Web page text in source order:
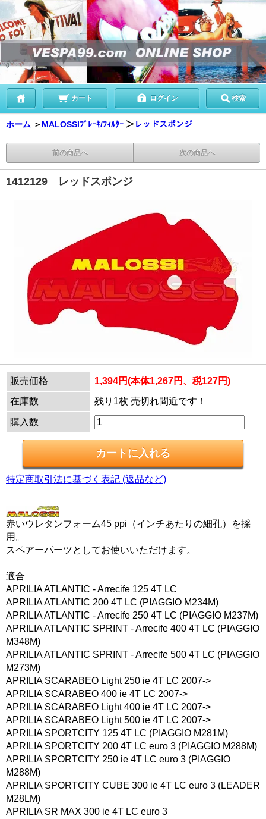
カート ログイン 検索
ホーム ＞ MALOSSIﾌﾞﾚｰｷ/ﾌｨﾙﾀｰ ＞レッドスポンジ
前の商品へ 次の商品へ
1412129 レッドスポンジ
販売価格
1,394円(本体1,267円、税127円)
在庫数
残り1枚 売切れ間近です！
購入数
特定商取引法に基づく表記 (返品など)
赤いウレタンフォーム45 ppi（インチあたりの細孔）を採
用。
スペアーパーツとしてお使いいただけます。
適合
APRILIA ATLANTIC - Arrecife 125 4T LC
APRILIA ATLANTIC 200 4T LC (PIAGGIO M234M)
APRILIA ATLANTIC - Arrecife 250 4T LC (PIAGGIO M237M)
APRILIA ATLANTIC SPRINT - Arrecife 400 4T LC (PIAGGIO
M348M)
APRILIA ATLANTIC SPRINT - Arrecife 500 4T LC (PIAGGIO
M273M)
APRILIA SCARABEO Light 250 ie 4T LC 2007->
APRILIA SCARABEO 400 ie 4T LC 2007->
APRILIA SCARABEO Light 400 ie 4T LC 2007->
APRILIA SCARABEO Light 500 ie 4T LC 2007->
APRILIA SPORTCITY 125 4T LC (PIAGGIO M281M)
APRILIA SPORTCITY 200 4T LC euro 3 (PIAGGIO M288M)
APRILIA SPORTCITY 250 ie 4T LC euro 3 (PIAGGIO
M288M)
APRILIA SPORTCITY CUBE 300 ie 4T LC euro 3 (LEADER
M28LM)
APRILIA SR MAX 300 ie 4T LC euro 3